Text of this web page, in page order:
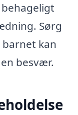
Sørg
kan
besvær.